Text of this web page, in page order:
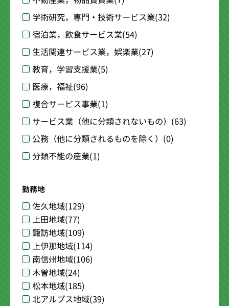
学術研究，専門・技術サービス業(32)
宿泊業，飲食サービス業(54)
生活関連サービス業，娯楽業(27)
教育，学習支援業(5)
医療，福祉(96)
複合サービス事業(1)
サービス業（他に分類されないもの） (63)
公務（他に分類されるものを除く） (0)
分類不能の産業(1)
勤務地
佐久地域(129)
上田地域(77)
諏訪地域(109)
上伊那地域(114)
南信州地域(106)
木曽地域(24)
松本地域(185)
北アルプス地域(39)